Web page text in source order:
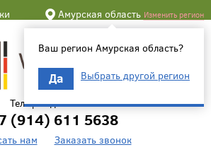
Амурская область Изменить регион
Ваш регион Амурская область?
Да Выбрать другой регион
Телефон для связи
(914) 611 5638
нам Заказать звонок